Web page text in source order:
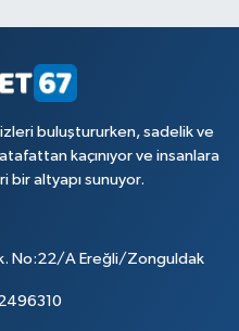
buluştururken, sadelik ve
kaçınıyor ve insanlara
bir altyapı sunuyor.
No:22/A Ereğli/Zonguldak